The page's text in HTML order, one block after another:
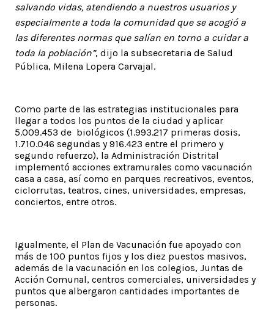
salvando vidas, atendiendo a nuestros usuarios y
especialmente a toda la comunidad que se acogió a
las diferentes normas que salían en torno a cuidar a
toda la población”, dijo la subsecretaria de Salud
Pública, Milena Lopera Carvajal.
Como parte de las estrategias institucionales para
llegar a todos los puntos de la ciudad y aplicar
5.009.453 de biológicos (1.993.217 primeras dosis,
1.710.046 segundas y 916.423 entre el primero y
segundo refuerzo), la Administración Distrital
implementó acciones extramurales como vacunación
casa a casa, así como en parques recreativos, eventos,
ciclorrutas, teatros, cines, universidades, empresas,
conciertos, entre otros.
Igualmente, el Plan de Vacunación fue apoyado con
más de 100 puntos fijos y los diez puestos masivos,
además de la vacunación en los colegios, Juntas de
Acción Comunal, centros comerciales, universidades y
puntos que albergaron cantidades importantes de
personas.